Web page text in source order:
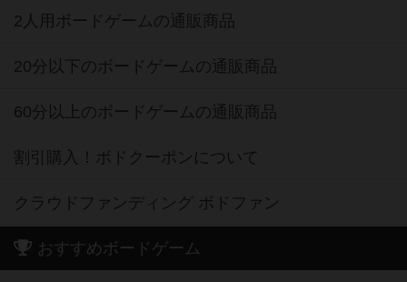
2人用ボードゲームの通販商品
20分以下のボードゲームの通販商品
60分以上のボードゲームの通販商品
割引購入！ボドクーポンについて
クラウドファンディング ボドファン
おすすめボードゲーム